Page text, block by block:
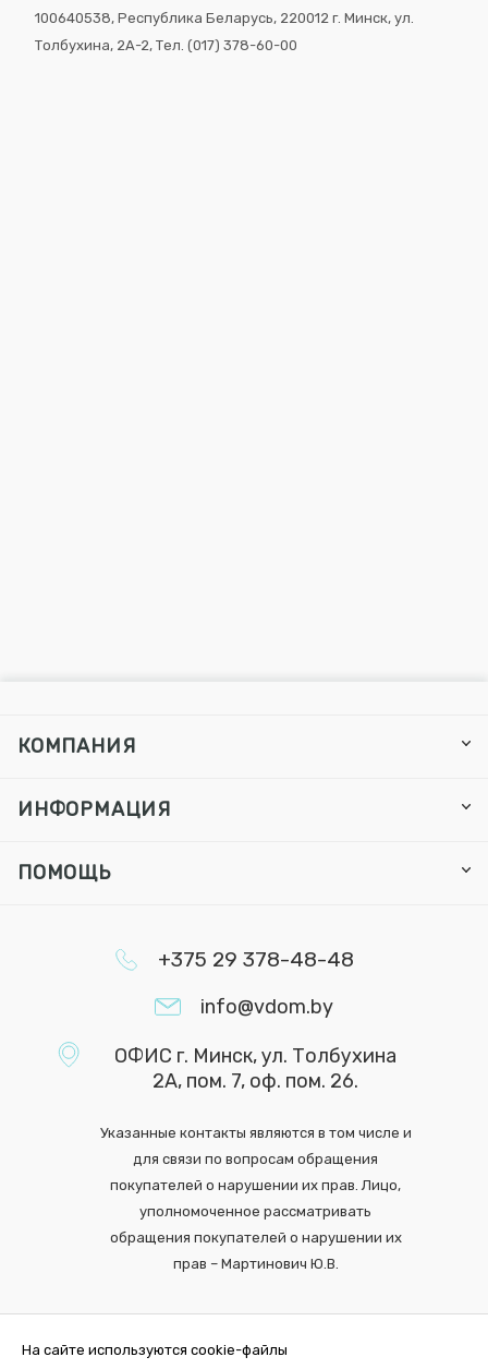
100640538, Республика Беларусь, 220012 г. Минск, ул.
Толбухина, 2A-2, Тел. (017) 378-60-00
КОМПАНИЯ
ИНФОРМАЦИЯ
ПОМОЩЬ
+375 29 378-48-48
info@vdom.by
ОФИС г. Минск, ул. Толбухина
2А, пом. 7, оф. пом. 26.
Указанные контакты являются в том числе и
для связи по вопросам обращения
покупателей о нарушении их прав. Лицо,
уполномоченное рассматривать
обращения покупателей о нарушении их
прав – Мартинович Ю.В.
На сайте используются cookie-файлы